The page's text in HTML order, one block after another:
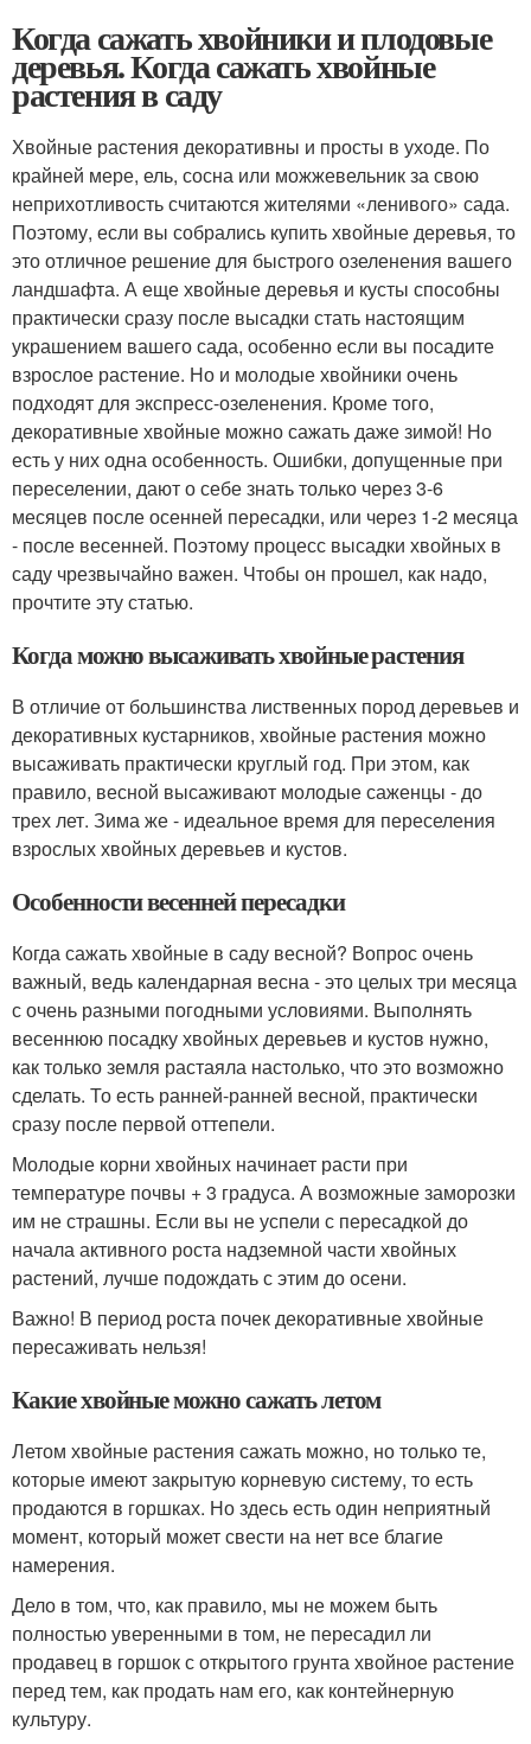
Когда сажать хвойники и плодовые
деревья. Когда сажать хвойные
растения в саду
Хвойные растения декоративны и просты в уходе. По
крайней мере, ель, сосна или можжевельник за свою
неприхотливость считаются жителями «ленивого» сада.
Поэтому, если вы собрались купить хвойные деревья, то
это отличное решение для быстрого озеленения вашего
ландшафта. А еще хвойные деревья и кусты способны
практически сразу после высадки стать настоящим
украшением вашего сада, особенно если вы посадите
взрослое растение. Но и молодые хвойники очень
подходят для экспресс-озеленения. Кроме того,
декоративные хвойные можно сажать даже зимой! Но
есть у них одна особенность. Ошибки, допущенные при
переселении, дают о себе знать только через 3-6
месяцев после осенней пересадки, или через 1-2 месяца
- после весенней. Поэтому процесс высадки хвойных в
саду чрезвычайно важен. Чтобы он прошел, как надо,
прочтите эту статью.
Когда можно высаживать хвойные растения
В отличие от большинства лиственных пород деревьев и
декоративных кустарников, хвойные растения можно
высаживать практически круглый год. При этом, как
правило, весной высаживают молодые саженцы - до
трех лет. Зима же - идеальное время для переселения
взрослых хвойных деревьев и кустов.
Особенности весенней пересадки
Когда сажать хвойные в саду весной? Вопрос очень
важный, ведь календарная весна - это целых три месяца
с очень разными погодными условиями. Выполнять
весеннюю посадку хвойных деревьев и кустов нужно,
как только земля растаяла настолько, что это возможно
сделать. То есть ранней-ранней весной, практически
сразу после первой оттепели.
Молодые корни хвойных начинает расти при
температуре почвы + 3 градуса. А возможные заморозки
им не страшны. Если вы не успели с пересадкой до
начала активного роста надземной части хвойных
растений, лучше подождать с этим до осени.
Важно! В период роста почек декоративные хвойные
пересаживать нельзя!
Какие хвойные можно сажать летом
Летом хвойные растения сажать можно, но только те,
которые имеют закрытую корневую систему, то есть
продаются в горшках. Но здесь есть один неприятный
момент, который может свести на нет все благие
намерения.
Дело в том, что, как правило, мы не можем быть
полностью уверенными в том, не пересадил ли
продавец в горшок с открытого грунта хвойное растение
перед тем, как продать нам его, как контейнерную
культуру.